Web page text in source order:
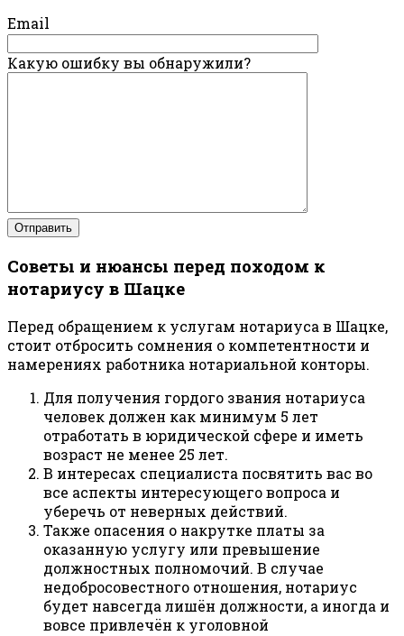
Email
Какую ошибку вы обнаружили?
Советы и нюансы перед походом к
нотариусу в Шацке
Перед обращением к услугам нотариуса в Шацке,
стоит отбросить сомнения о компетентности и
намерениях работника нотариальной конторы.
Для получения гордого звания нотариуса
человек должен как минимум 5 лет
отработать в юридической сфере и иметь
возраст не менее 25 лет.
В интересах специалиста посвятить вас во
все аспекты интересующего вопроса и
уберечь от неверных действий.
Также опасения о накрутке платы за
оказанную услугу или превышение
должностных полномочий. В случае
недобросовестного отношения, нотариус
будет навсегда лишён должности, а иногда и
вовсе привлечён к уголовной